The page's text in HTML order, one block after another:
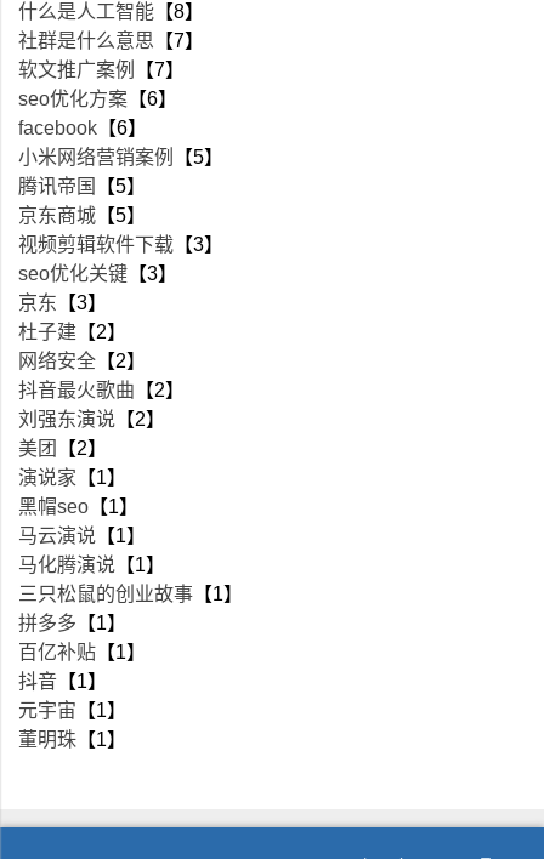
什么是人工智能 【8】
社群是什么意思 【7】
软文推广案例
【7】
seo优化方案 【6】
facebook 【6】
小米网络营销案例
【5】
腾讯帝国
【5】
京东商城 【5】
视频剪辑软件下载 【3】
seo优化关键 【3】
京东 【3】
杜子建 【2】
网络安全 【2】
抖音最火歌曲 【2】
刘强东演说 【2】
美团
【2】
演说家 【1】
黑帽seo 【1】
马云演说 【1】
马化腾演说 【1】
三只松鼠的创业故事 【1】
拼多多 【1】
百亿补贴 【1】
抖音 【1】
元宇宙 【1】
董明珠 【1】